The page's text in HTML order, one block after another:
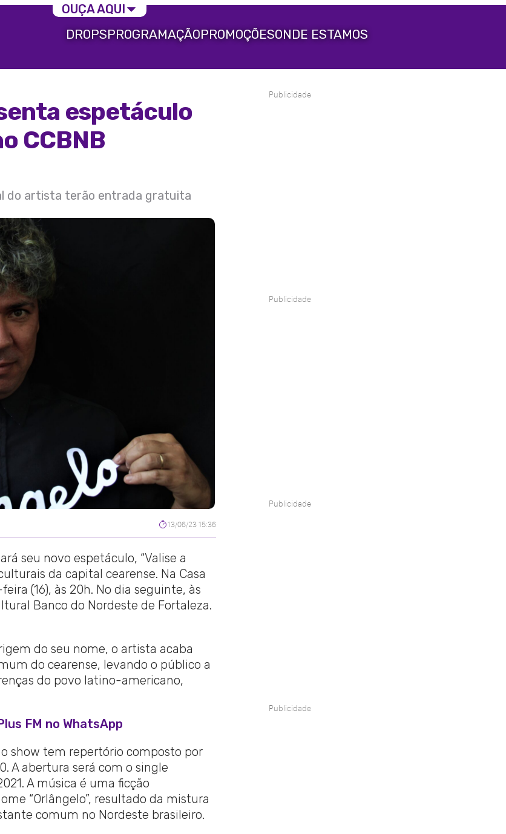
DROPSPROGRAMAÇÃOPROMOÇÕESONDE ESTAMOS
espetáculo
CCBNB
do artista terão entrada gratuita
13/06/23 15:36
seu novo espetáculo, “Valise a
da capital cearense. Na Casa
(16), às 20h. No dia seguinte, às
Banco do Nordeste de Fortaleza.
do seu nome, o artista acaba
do cearense, levando o público a
do povo latino-americano,
FM no WhatsApp
show tem repertório composto por
A abertura será com o single
A música é uma ficção
“Orlângelo”, resultado da mistura
comum no Nordeste brasileiro.
Publicidade
Publicidade
Publicidade
Publicidade
OUÇA AQUI